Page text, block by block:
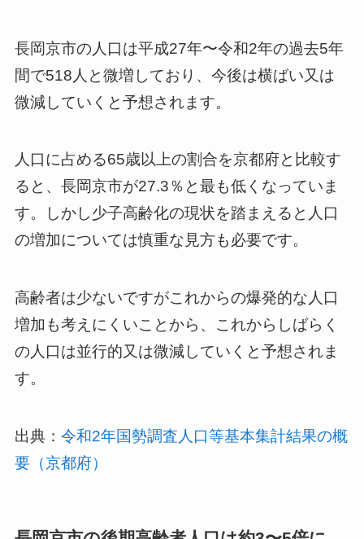
長岡京市の人口は平成27年〜令和2年の過去5年
間で518人と微増しており、今後は横ばい又は
微減していくと予想されます。
人口に占める65歳以上の割合を京都府と比較す
ると、長岡京市が27.3％と最も低くなっていま
す。しかし少子高齢化の現状を踏まえると人口
の増加については慎重な見方も必要です。
高齢者は少ないですがこれからの爆発的な人口
増加も考えにくいことから、これからしばらく
の人口は並行的又は微減していくと予想されま
す。
出典： 令和2年国勢調査人口等基本集計結果の概
要（京都府）